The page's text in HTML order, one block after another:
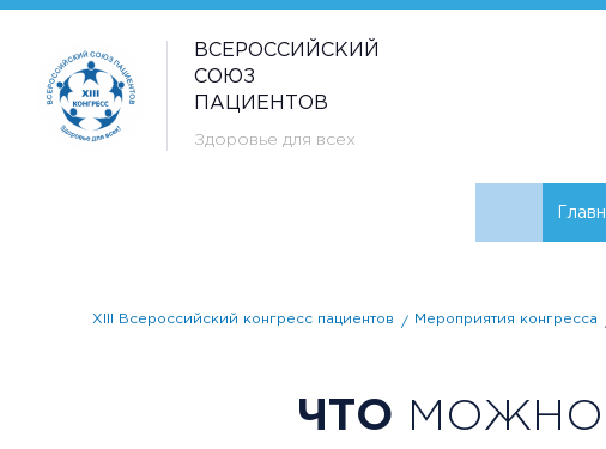
ВСЕРОССИЙСКИЙ
СОЮЗ
ПАЦИЕНТОВ
Здоровье для всех
XIII Всероссийский конгресс пациентов Мероприятия конгресса
ЧТО МОЖНО